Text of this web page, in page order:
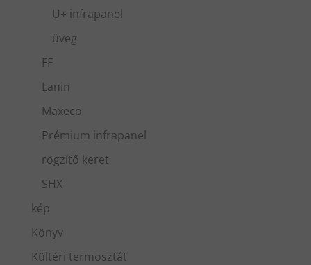
U+ infrapanel
üveg
FF
Lanin
Maxeco
Prémium infrapanel
rögzítő keret
SHX
kép
Könyv
Kültéri termosztát